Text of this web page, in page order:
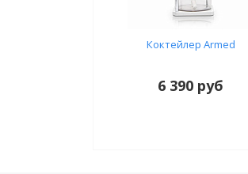
Коктейлер Armed
6 390 руб